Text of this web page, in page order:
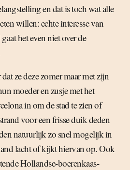
en dat is toch wat alle
willen: echte interesse van
het even niet over de
ze deze zomer maar met zijn
moeder en zusje met het
in om de stad te zien of
voor een frisse duik deden
natuurlijk zo snel mogelijk in
lacht of kijkt hiervan op. Ook
Hollandse-boerenkaas-